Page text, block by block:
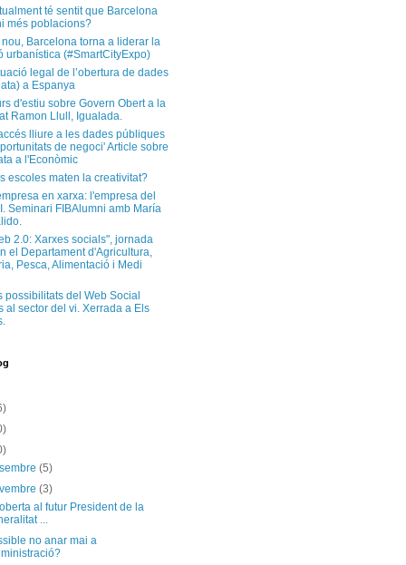
té sentit que Barcelona
més poblacions?
Barcelona torna a liderar la
urbanística (#SmartCityExpo)
legal de l’obertura de dades
a Espanya
d'estiu sobre Govern Obert a la
Ramon Llull, Igualada.
lliure a les dades públiques
de negoci' Article sobre
a l'Econòmic
escoles maten la creativitat?
en xarxa: l'empresa del
Seminari FIBAlumni amb María
2.0: Xarxes socials", jornada
el Departament d'Agricultura,
Pesca, Alimentació i Medi
possibilitats del Web Social
al sector del vi. Xerrada a Els
(5)
(3)
al futur President de la
...
no anar mai a